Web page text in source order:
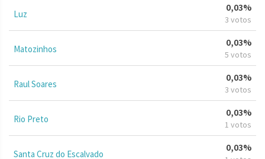
Luz
0,03%
3 votos
Matozinhos
0,03%
5 votos
Raul Soares
0,03%
3 votos
Rio Preto
0,03%
1 votos
Santa Cruz do Escalvado
0,03%